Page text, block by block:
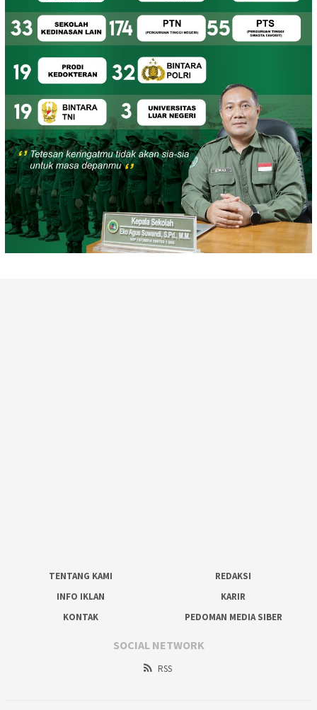
TENTANG KAMI
REDAKSI
INFO IKLAN
KARIR
KONTAK
PEDOMAN MEDIA SIBER
SOCIAL NETWORK
RSS